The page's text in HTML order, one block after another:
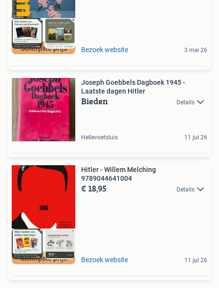
Scherpste prijs Bezoek website 3 mei 26
Joseph Goebbels Dagboek 1945 -
Laatste dagen Hitler
Bieden Details
Hellevoetsluis 11 jul 26
Scherpste prijs
Hitler - Willem Melching
9789044641004
€ 18,95 Details
Bezoek website 11 jul 26